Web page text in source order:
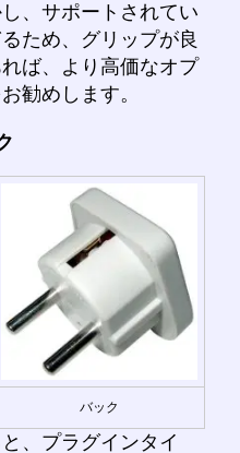
、サポートされてい
ため、グリップが良
ば、より高価なオプ
勧めします。
バック
、プラグインタイ